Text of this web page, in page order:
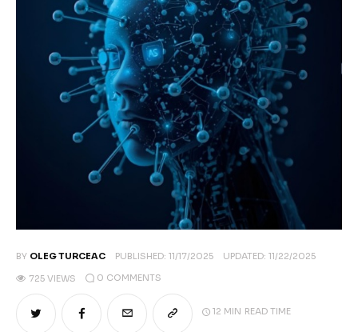
Climate
Markets
Tech
Reports
Shop
BY OLEG TURCEAC PUBLISHED: 11/17/2025 UPDATED: 11/22/2025
725 VIEWS 0 COMMENTS
12 MIN READ TIME